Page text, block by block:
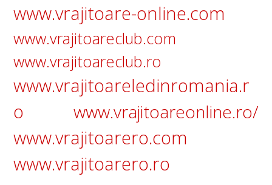
www.vrajitoare-online.com
www.vrajitoareclub.com
www.vrajitoareclub.ro
www.vrajitoareledinromania.r
o
www.vrajitoareonline.ro/
www.vrajitoarero.com
www.vrajitoarero.ro